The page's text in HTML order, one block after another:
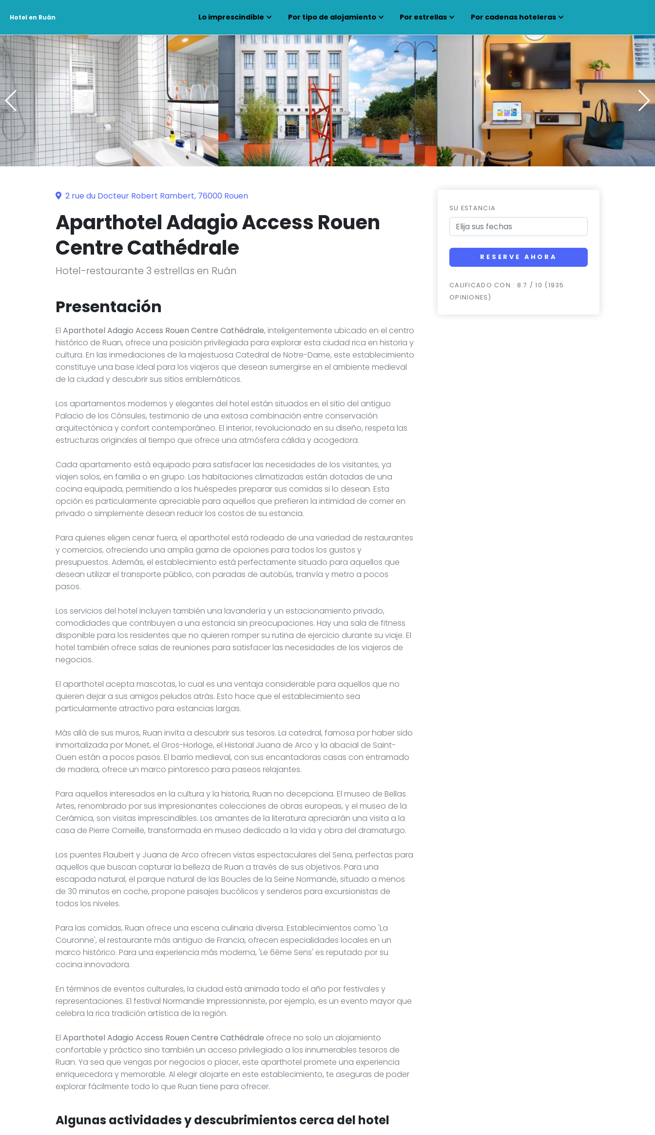
Hotel en Ruán Lo imprescindible Por tipo de alojamiento Por estrellas Por cadenas hoteleras
2 rue du Docteur Robert Rambert, 76000 Rouen
Aparthotel Adagio Access Rouen
Centre Cathédrale
Hotel-restaurante 3 estrellas en Ruán
Presentación
El Aparthotel Adagio Access Rouen Centre Cathédrale, inteligentemente ubicado en el centro
histórico de Ruan, ofrece una posición privilegiada para explorar esta ciudad rica en historia y
cultura. En las inmediaciones de la majestuosa Catedral de Notre-Dame, este establecimiento
constituye una base ideal para los viajeros que desean sumergirse en el ambiente medieval
de la ciudad y descubrir sus sitios emblemáticos.
Los apartamentos modernos y elegantes del hotel están situados en el sitio del antiguo
Palacio de los Cónsules, testimonio de una exitosa combinación entre conservación
arquitectónica y confort contemporáneo. El interior, revolucionado en su diseño, respeta las
estructuras originales al tiempo que ofrece una atmósfera cálida y acogedora.
Cada apartamento está equipado para satisfacer las necesidades de los visitantes, ya
viajen solos, en familia o en grupo. Las habitaciones climatizadas están dotadas de una
cocina equipada, permitiendo a los huéspedes preparar sus comidas si lo desean. Esta
opción es particularmente apreciable para aquellos que prefieren la intimidad de comer en
privado o simplemente desean reducir los costos de su estancia.
Para quienes eligen cenar fuera, el aparthotel está rodeado de una variedad de restaurantes
y comercios, ofreciendo una amplia gama de opciones para todos los gustos y
presupuestos. Además, el establecimiento está perfectamente situado para aquellos que
desean utilizar el transporte público, con paradas de autobús, tranvía y metro a pocos
pasos.
Los servicios del hotel incluyen también una lavandería y un estacionamiento privado,
comodidades que contribuyen a una estancia sin preocupaciones. Hay una sala de fitness
disponible para los residentes que no quieren romper su rutina de ejercicio durante su viaje. El
hotel también ofrece salas de reuniones para satisfacer las necesidades de los viajeros de
negocios.
El aparthotel acepta mascotas, lo cual es una ventaja considerable para aquellos que no
quieren dejar a sus amigos peludos atrás. Esto hace que el establecimiento sea
particularmente atractivo para estancias largas.
Más allá de sus muros, Ruan invita a descubrir sus tesoros. La catedral, famosa por haber sido
inmortalizada por Monet, el Gros-Horloge, el Historial Juana de Arco y la abacial de Saint-
Ouen están a pocos pasos. El barrio medieval, con sus encantadoras casas con entramado
de madera, ofrece un marco pintoresco para paseos relajantes.
Para aquellos interesados en la cultura y la historia, Ruan no decepciona. El museo de Bellas
Artes, renombrado por sus impresionantes colecciones de obras europeas, y el museo de la
Cerámica, son visitas imprescindibles. Los amantes de la literatura apreciarán una visita a la
casa de Pierre Corneille, transformada en museo dedicado a la vida y obra del dramaturgo.
Los puentes Flaubert y Juana de Arco ofrecen vistas espectaculares del Sena, perfectas para
aquellos que buscan capturar la belleza de Ruan a través de sus objetivos. Para una
escapada natural, el parque natural de las Boucles de la Seine Normande, situado a menos
de 30 minutos en coche, propone paisajes bucólicos y senderos para excursionistas de
todos los niveles.
Para las comidas, Ruan ofrece una escena culinaria diversa. Establecimientos como 'La
Couronne', el restaurante más antiguo de Francia, ofrecen especialidades locales en un
marco histórico. Para una experiencia más moderna, 'Le 6ème Sens' es reputado por su
cocina innovadora.
En términos de eventos culturales, la ciudad está animada todo el año por festivales y
representaciones. El festival Normandie Impressionniste, por ejemplo, es un evento mayor que
celebra la rica tradición artística de la región.
El Aparthotel Adagio Access Rouen Centre Cathédrale ofrece no solo un alojamiento
confortable y práctico sino también un acceso privilegiado a los innumerables tesoros de
Ruan. Ya sea que vengas por negocios o placer, este aparthotel promete una experiencia
enriquecedora y memorable. Al elegir alojarte en este establecimiento, te aseguras de poder
explorar fácilmente todo lo que Ruan tiene para ofrecer.
Algunas actividades y descubrimientos cerca del hotel
SU ESTANCIA
RESERVE AHORA
CALIFICADO CON : 8.7 / 10 (1935
OPINIONES)